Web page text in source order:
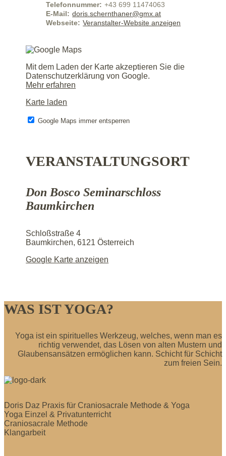
Telefonnummer: +43 699 11474063
E-Mail: doris.schernthaner@gmx.at
Webseite: Veranstalter-Website anzeigen
Mit dem Laden der Karte akzeptieren Sie die
Datenschutzerklärung von Google.
Mehr erfahren
Karte laden
Google Maps immer entsperren
VERANSTALTUNGSORT
Don Bosco Seminarschloss
Baumkirchen
Schloßstraße 4
Baumkirchen, 6121 Österreich
Google Karte anzeigen
WAS IST YOGA?
Yoga ist ein spirituelles Werkzeug, welches, wenn man es
richtig verwendet, das Lösen von alten Mustern und
Glaubensansätzen ermöglichen kann. Schicht für Schicht
zum freien Sein.
Doris Daz Praxis für Craniosacrale Methode & Yoga
Yoga Einzel & Privatunterricht
Craniosacrale Methode
Klangarbeit